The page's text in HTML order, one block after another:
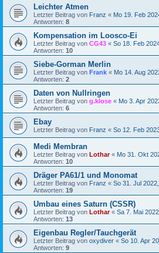
Leichter Atmen
Letzter Beitrag von Franz « Mo 19. Feb
Antworten: 8
Kompensation im Loosco-Ei
Letzter Beitrag von CG43 « So 18. Feb
Antworten: 10
Siebe-Gorman Merlin
Letzter Beitrag von Frank « Mo 14. Aug
Antworten: 2
Daten von Nullringen
Letzter Beitrag von g.klose « Mo 3. Apr
Antworten: 6
Ebay
Letzter Beitrag von Franz « So 12. Feb
Medi Membran
Letzter Beitrag von Lothar« Mo 31. Okt
Antworten: 10
Dräger PA61/1 und Monomat
Letzter Beitrag von Franz « So 31. Jul
Antworten: 19
Umbau eines Saturn (CSSR)
Letzter Beitrag von Lothar« Sa 7. Mai
Antworten: 13
Eigenbau Regler/Tauchgerät
Letzter Beitrag von oxydiver « So 10. Apr
Antworten: 9